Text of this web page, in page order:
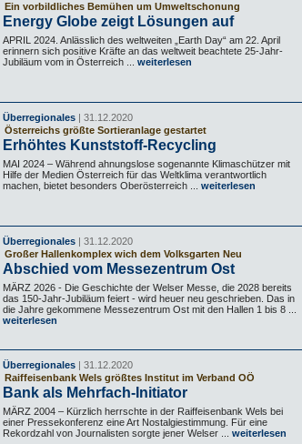
Ein vorbildliches Bemühen um Umweltschonung
Energy Globe zeigt Lösungen auf
APRIL 2024. Anlässlich des weltweiten „Earth Day“ am 22. April
erinnern sich positive Kräfte an das weltweit beachtete 25-Jahr-
Jubiläum vom in Österreich ...
weiterlesen
Überregionales | 31.12.2020
Österreichs größte Sortieranlage gestartet
Erhöhtes Kunststoff-Recycling
MAI 2024 – Während ahnungslose sogenannte Klimaschützer mit
Hilfe der Medien Österreich für das Weltklima verantwortlich
machen, bietet besonders Oberösterreich ...
weiterlesen
Überregionales | 31.12.2020
Großer Hallenkomplex wich dem Volksgarten Neu
Abschied vom Messezentrum Ost
MÄRZ 2026 - Die Geschichte der Welser Messe, die 2028 bereits
das 150-Jahr-Jubiläum feiert - wird heuer neu geschrieben. Das in
die Jahre gekommene Messezentrum Ost mit den Hallen 1 bis 8 ...
weiterlesen
Überregionales | 31.12.2020
Raiffeisenbank Wels größtes Institut im Verband OÖ
Bank als Mehrfach-Initiator
MÄRZ 2004 – Kürzlich herrschte in der Raiffeisenbank Wels bei
einer Pressekonferenz eine Art Nostalgiestimmung. Für eine
Rekordzahl von Journalisten sorgte jener Welser ...
weiterlesen